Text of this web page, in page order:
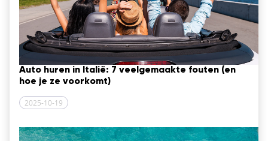
Auto huren in Italië: 7 veelgemaakte fouten (en
hoe je ze voorkomt)
2025-10-19